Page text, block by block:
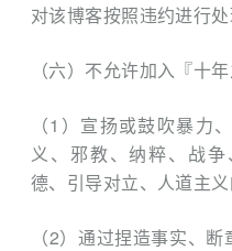
对该博客按照违约进行处
（六）不允许加入『十
（1）宣扬或⿎吹暴⼒
义、邪教、纳粹、战
德、引导对立、⼈道主义
（2）通过捏造事实、